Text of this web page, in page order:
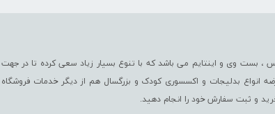
، بست وی و اینتایم می باشد که با تنوع بسیار زیاد سعی کرده تا در جهت
انواع بدلیجات و اکسسوری کودک و بزرگسال هم از دیگر خدمات فروشگاه
و ثبت سفارش خود را انجام دهید.